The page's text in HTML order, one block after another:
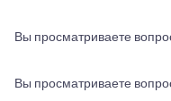
Вы просматриваете
Вы просматриваете